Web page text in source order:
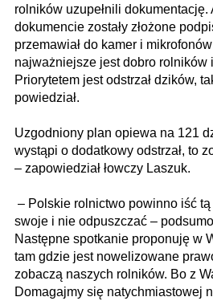
rolników uzupełnili dokumentację.
dokumencie zostały złożone
przemawiał do kamer i
najważniejsze jest dobro rolników
Priorytetem jest odstrzał dzików,
powiedział.
Uzgodniony plan opiewa na 121
wystąpi o dodatkowy odstrzał, to
– zapowiedział łowczy Laszuk.
– Polskie rolnictwo powinno iść
swoje i nie odpuszczać –
Następne spotkanie proponuję w
tam gdzie jest nowelizowane
zobaczą naszych rolników. Bo z
Domagajmy się natychmiastowej